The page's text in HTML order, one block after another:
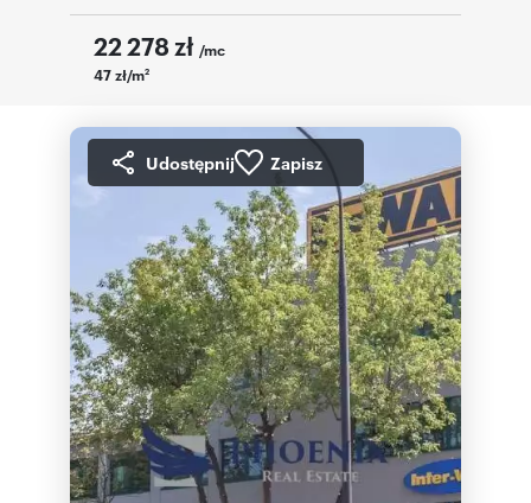
22 278 zł /mc
47 zł/m2
Udostępnij Zapisz